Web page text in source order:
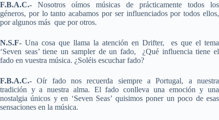
F.B.A.C.- Nosotros oímos músicas de prácticamente todos los
géneros, por lo tanto acabamos por ser influenciados por todos ellos,
por algunos más que por otros.
N.S.F- Una cosa que llama la atención en Drifter, es que el tema
‘Seven seas’ tiene un sampler de un fado, ¿Qué influencia tiene el
fado en vuestra música. ¿Soléis escuchar fado?
F.B.A.C.- Oír fado nos recuerda siempre a Portugal, a nuestra
tradición y a nuestra alma. El fado conlleva una emoción y una
nostalgia únicos y en ‘Seven Seas’ quisimos poner un poco de esas
sensaciones en la música.